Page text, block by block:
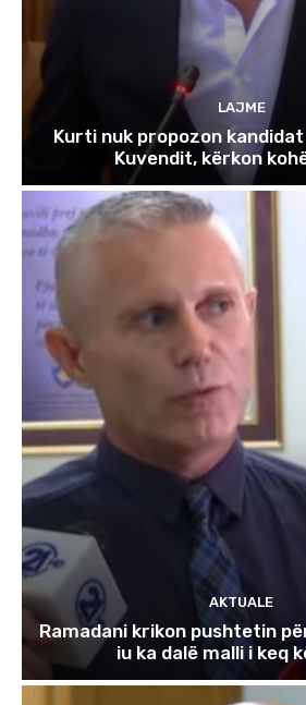
LAJME
Kurti nuk propozon
Kuvendit, kërkon
AKTUALE
Ramadani krikon pushtetin
iu ka dalë malli i keq